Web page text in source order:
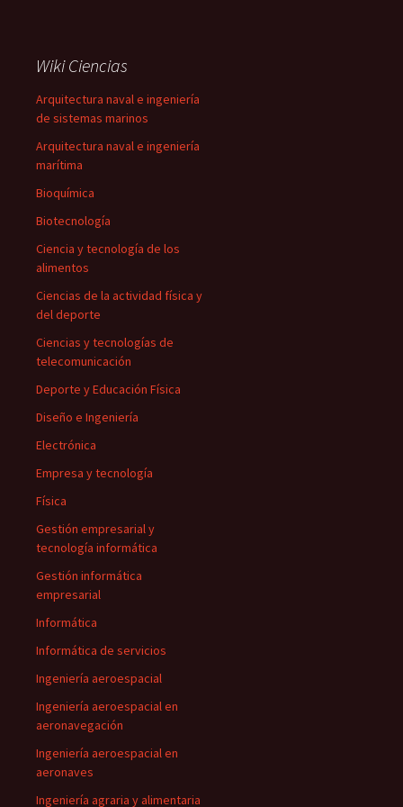
Wiki Ciencias
Arquitectura naval e ingeniería
de sistemas marinos
Arquitectura naval e ingeniería
marítima
Bioquímica
Biotecnología
Ciencia y tecnología de los
alimentos
Ciencias de la actividad física y
del deporte
Ciencias y tecnologías de
telecomunicación
Deporte y Educación Física
Diseño e Ingeniería
Electrónica
Empresa y tecnología
Física
Gestión empresarial y
tecnología informática
Gestión informática
empresarial
Informática
Informática de servicios
Ingeniería aeroespacial
Ingeniería aeroespacial en
aeronavegación
Ingeniería aeroespacial en
aeronaves
Ingeniería agraria y alimentaria